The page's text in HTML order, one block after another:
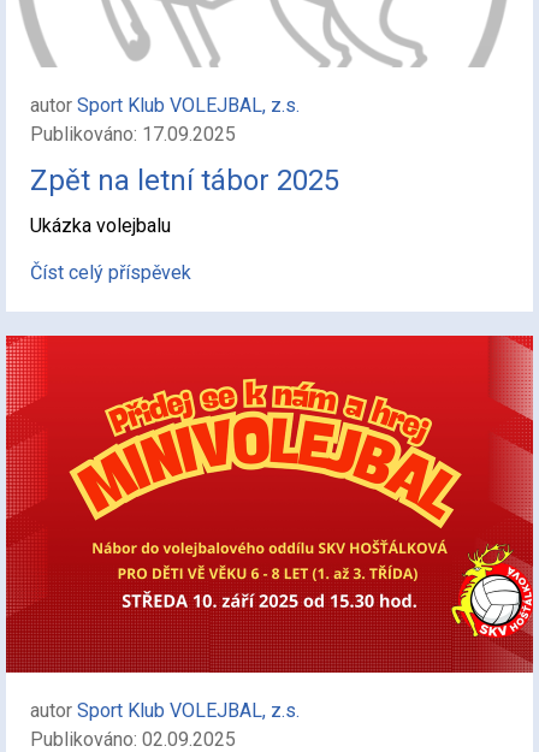
autor Sport Klub VOLEJBAL, z.s.
Publikováno: 17.09.2025
Zpět na letní tábor 2025
Ukázka volejbalu
Číst celý příspěvek
autor Sport Klub VOLEJBAL, z.s.
Publikováno: 02.09.2025